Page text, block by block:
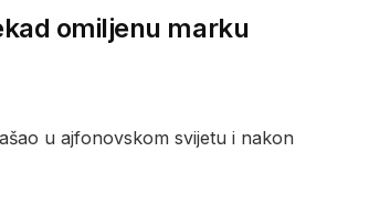
omiljenu marku
u ajfonovskom svijetu i nakon